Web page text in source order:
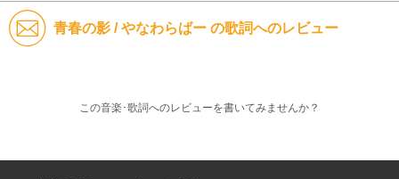
青春の影 / やなわらばー の歌詞へのレビュー
この音楽･歌詞へのレビューを書いてみませんか？